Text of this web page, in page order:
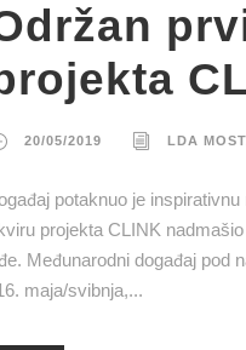
20/05/2019 LDA
potaknuo je
projekta CLINK
Međunarodni događaj pod
maja/svibnja,...